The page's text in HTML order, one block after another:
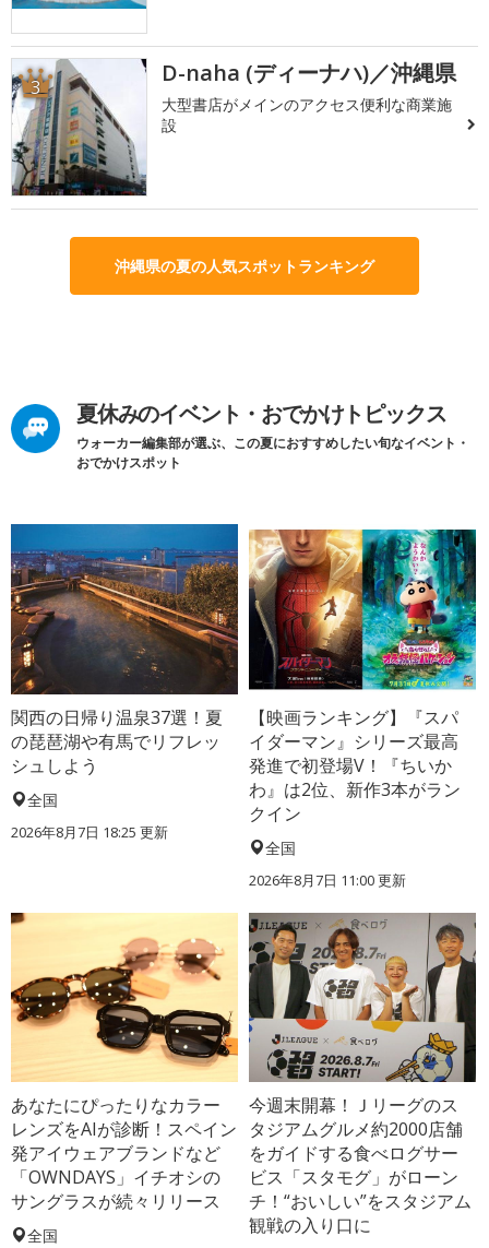
3 D-naha (ディーナハ)／沖縄県
大型書店がメインのアクセス便利な商業施
設
沖縄県の夏の人気スポットランキング
夏休みのイベント・おでかけトピックス
ウォーカー編集部が選ぶ、この夏におすすめしたい旬なイベント・
おでかけスポット
関西の日帰り温泉37選！夏
の琵琶湖や有馬でリフレッ
シュしよう
全国
2026年8月7日 18:25 更新
【映画ランキング】『スパ
イダーマン』シリーズ最高
発進で初登場V！『ちいか
わ』は2位、新作3本がラン
クイン
全国
2026年8月7日 11:00更新
あなたにぴったりなカラー
レンズをAIが診断！スペイン
発アイウェアブランドなど
「OWNDAYS」イチオシの
サングラスが続々リリース
全国
今週末開幕！Ｊリーグのス
タジアムグルメ約2000店舗
をガイドする食べログサー
ビス「スタモグ」がローン
チ！“おいしい”をスタジアム
観戦の入り口に